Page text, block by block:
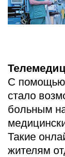
С помощью
стало
больным
Такие
жителям